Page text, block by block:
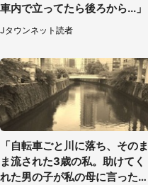
車内で立ってたら後ろから...」
Jタウンネット読者
「自転車ごと川に落ち、そのま
ま流された3歳の私。助けてく
れた男の子が私の母に言ったの